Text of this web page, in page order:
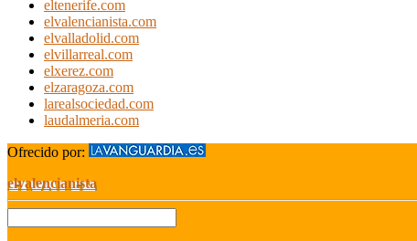
eltenerife.com
elvalencianista.com
elvalladolid.com
elvillarreal.com
elxerez.com
elzaragoza.com
larealsociedad.com
laudalmeria.com
Ofrecido por:
elvalencianista